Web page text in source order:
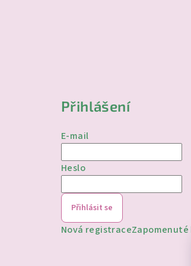
Přihlášení
E-mail
Heslo
Přihlásit se
Nová registraceZapomenuté